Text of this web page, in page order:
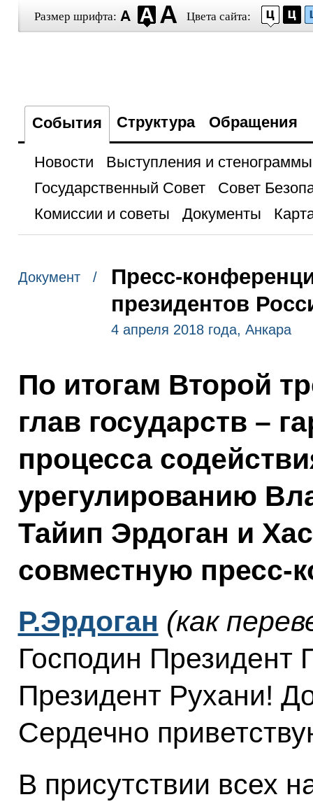
Размер шрифта: Цвета сайта:
События Структура Обращения
Новости
Выступления и стенограммы
Государственный Совет
Совет
Комиссии и советы
Документы
Документ /
Пресс-
президентов
4 апреля 2018 года, Анкара
По итогам Второй
глав государств –
процесса
урегулированию
Тайип Эрдоган и
совместную пресс-
Р.Эрдоган (как
Господин Президент
Президент Рухани!
Сердечно
В присутствии всех